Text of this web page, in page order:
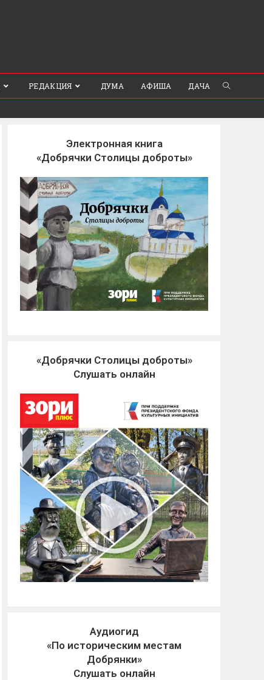
РЕДАКЦИЯ ДУМА АФИША ДАЧА
Электронная книга
«Добрячки Столицы доброты»
«Добрячки Столицы доброты»
Слушать онлайн
Аудиогид
«По историческим местам
Добрянки»
Слушать онлайн